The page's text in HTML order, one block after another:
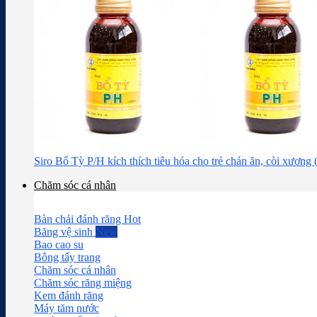
Siro Bổ Tỳ P/H kích thích tiêu hóa cho trẻ chán ăn, còi xương
Chăm sóc cá nhân
Bàn chải đánh răng
Băng vệ sinh
Bao cao su
Bông tẩy trang
Chăm sóc cá nhân
Chăm sóc răng miệng
Kem đánh răng
Máy tăm nước